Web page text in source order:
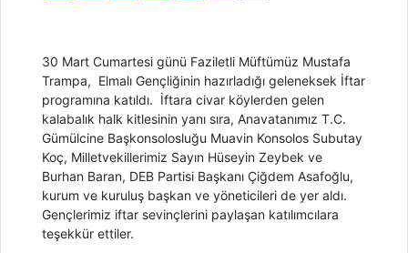
30 Mart Cumartesi günü Faziletli Müftümüz Mustafa
Trampa, Elmalı Gençliğinin hazırladığı geleneksek İftar
programına katıldı. İftara civar köylerden gelen
kalabalık halk kitlesinin yanı sıra, Anavatanımız T.C.
Gümülcine Başkonsolosluğu Muavin Konsolos Subutay
Koç, Milletvekillerimiz Sayın Hüseyin Zeybek ve
Burhan Baran, DEB Partisi Başkanı Çiğdem Asafoğlu,
kurum ve kuruluş başkan ve yöneticileri de yer aldı.
Gençlerimiz iftar sevinçlerini paylaşan katılımcılara
teşekkür ettiler.